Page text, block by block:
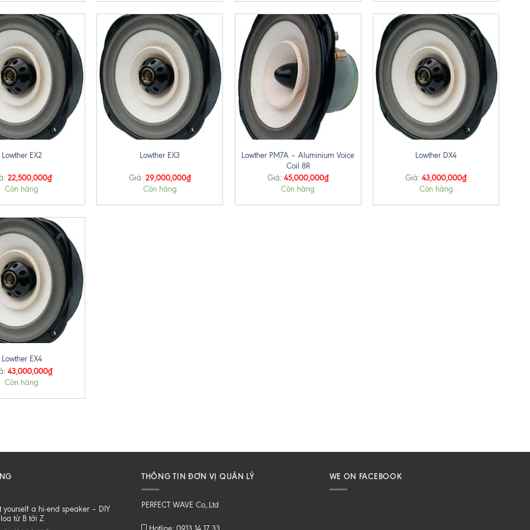
Lowther EX2
22,500,000₫
Còn hàng
Lowther EX3
Giá: 29,000,000₫
Còn hàng
+
Lowther PM7A – Aluminium Voice
Coil 8R
Giá: 45,000,000₫
Còn hàng
Lowther DX4
Giá: 43,000,000₫
Còn hàng
Lowther EX4
43,000,000₫
Còn hàng
yourself a hi-end speaker – DIY
từ B tới Z
THÔNG TIN ĐƠN VỊ QUẢN LÝ
PERFECT WAVE Co,.Ltd
WE ON FACEBOOK